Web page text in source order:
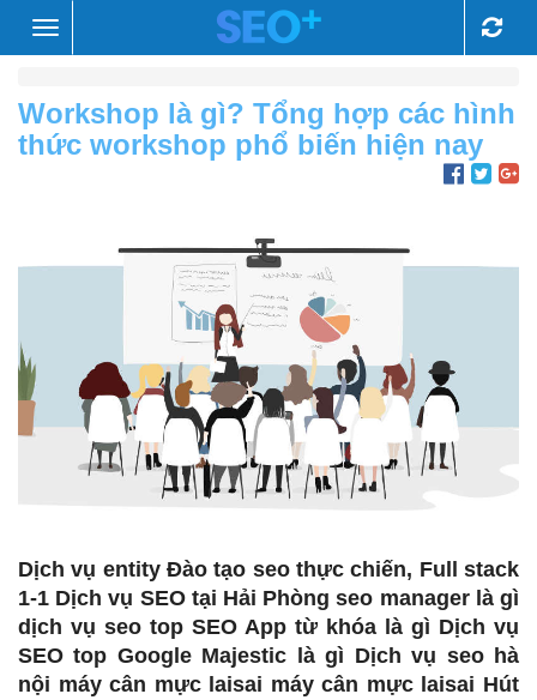
navigation
Workshop là gì? Tổng hợp các hình
thức workshop phổ biến hiện nay
Dịch vụ entity Đào tạo seo thực chiến, Full stack
1-1 Dịch vụ SEO tại Hải Phòng seo manager là gì
dịch vụ seo top SEO App từ khóa là gì Dịch vụ
SEO top Google Majestic là gì Dịch vụ seo hà
nội máy cân mực laisai máy cân mực laisai Hút